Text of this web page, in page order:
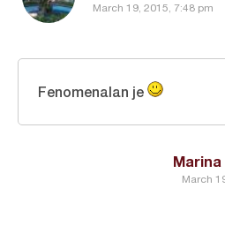
March 19, 2015, 7:48 pm
March
Fenomenalan je